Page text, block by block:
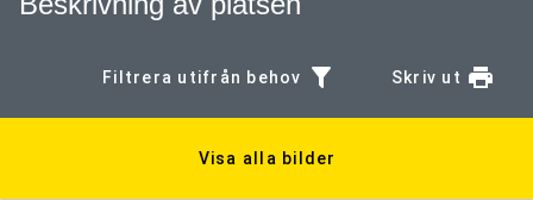
Filtrera utifrån behov Skriv ut
Visa alla bilder